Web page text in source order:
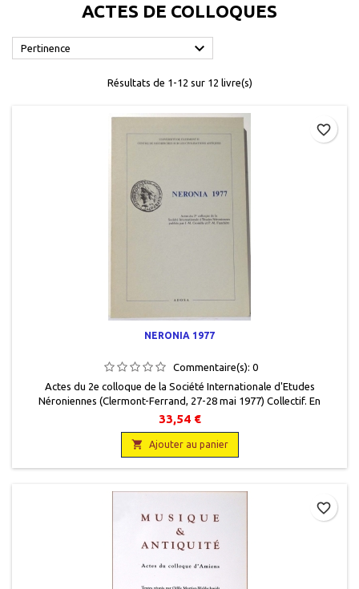
ACTES DE COLLOQUES
Pertinence 
Résultats de 1-12 sur 12 livre(s)
NERONIA 1977
Commentaire(s): 0
Actes du 2e colloque de la Société Internationale d'Etudes
Néroniennes (Clermont-Ferrand, 27-28 mai 1977) Collectif. En
français, Université de Clermont II, Centre de recherches sur les
civilisations antiques - Adosa, 1982, 16 x 24, 256 pages, broché,
occasion.Neuf.9782866390105
33,54 €
 Ajouter au panier
favorite_border
favorite_border